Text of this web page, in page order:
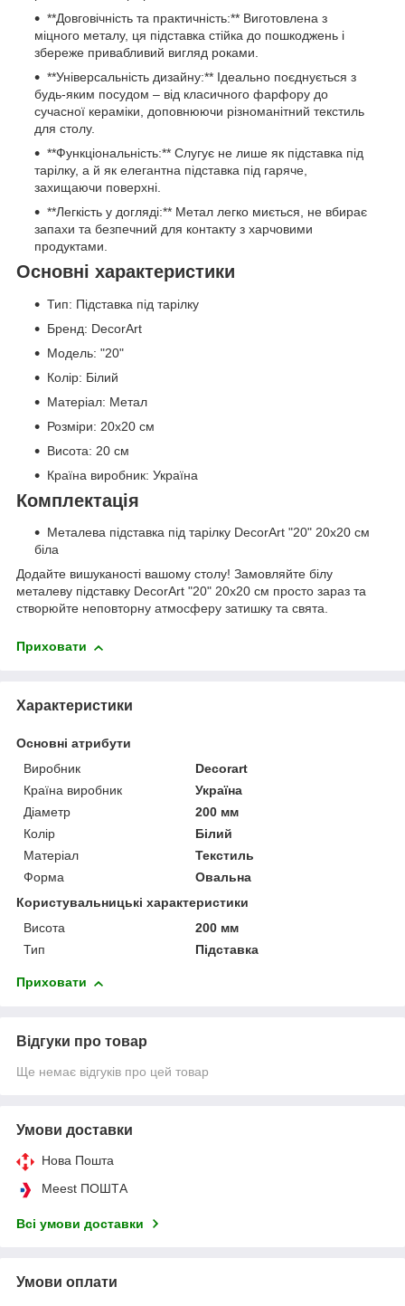
**Довговічність та практичність:** Виготовлена з
міцного металу, ця підставка стійка до пошкоджень і
збереже привабливий вигляд роками.
**Універсальність дизайну:** Ідеально поєднується з
будь-яким посудом – від класичного фарфору до
сучасної кераміки, доповнюючи різноманітний текстиль
для столу.
**Функціональність:** Слугує не лише як підставка під
тарілку, а й як елегантна підставка під гаряче,
захищаючи поверхні.
**Легкість у догляді:** Метал легко миється, не вбирає
запахи та безпечний для контакту з харчовими
продуктами.
Основні характеристики
Тип: Підставка під тарілку
Бренд: DecorArt
Модель: "20"
Колір: Білий
Матеріал: Метал
Розміри: 20x20 см
Висота: 20 см
Країна виробник: Україна
Комплектація
Металева підставка під тарілку DecorArt "20" 20x20 см
біла
Додайте вишуканості вашому столу! Замовляйте білу
металеву підставку DecorArt "20" 20x20 см просто зараз та
створюйте неповторну атмосферу затишку та свята.
Приховати
Характеристики
Основні атрибути
Виробник
Decorart
Країна виробник
Україна
Діаметр
200 мм
Колір
Білий
Матеріал
Текстиль
Форма
Овальна
Користувальницькі характеристики
Висота
200 мм
Тип
Підставка
Приховати
Відгуки про товар
Ще немає відгуків про цей товар
Умови доставки
Нова Пошта
Meest ПОШТА
Всі умови доставки
Умови оплати